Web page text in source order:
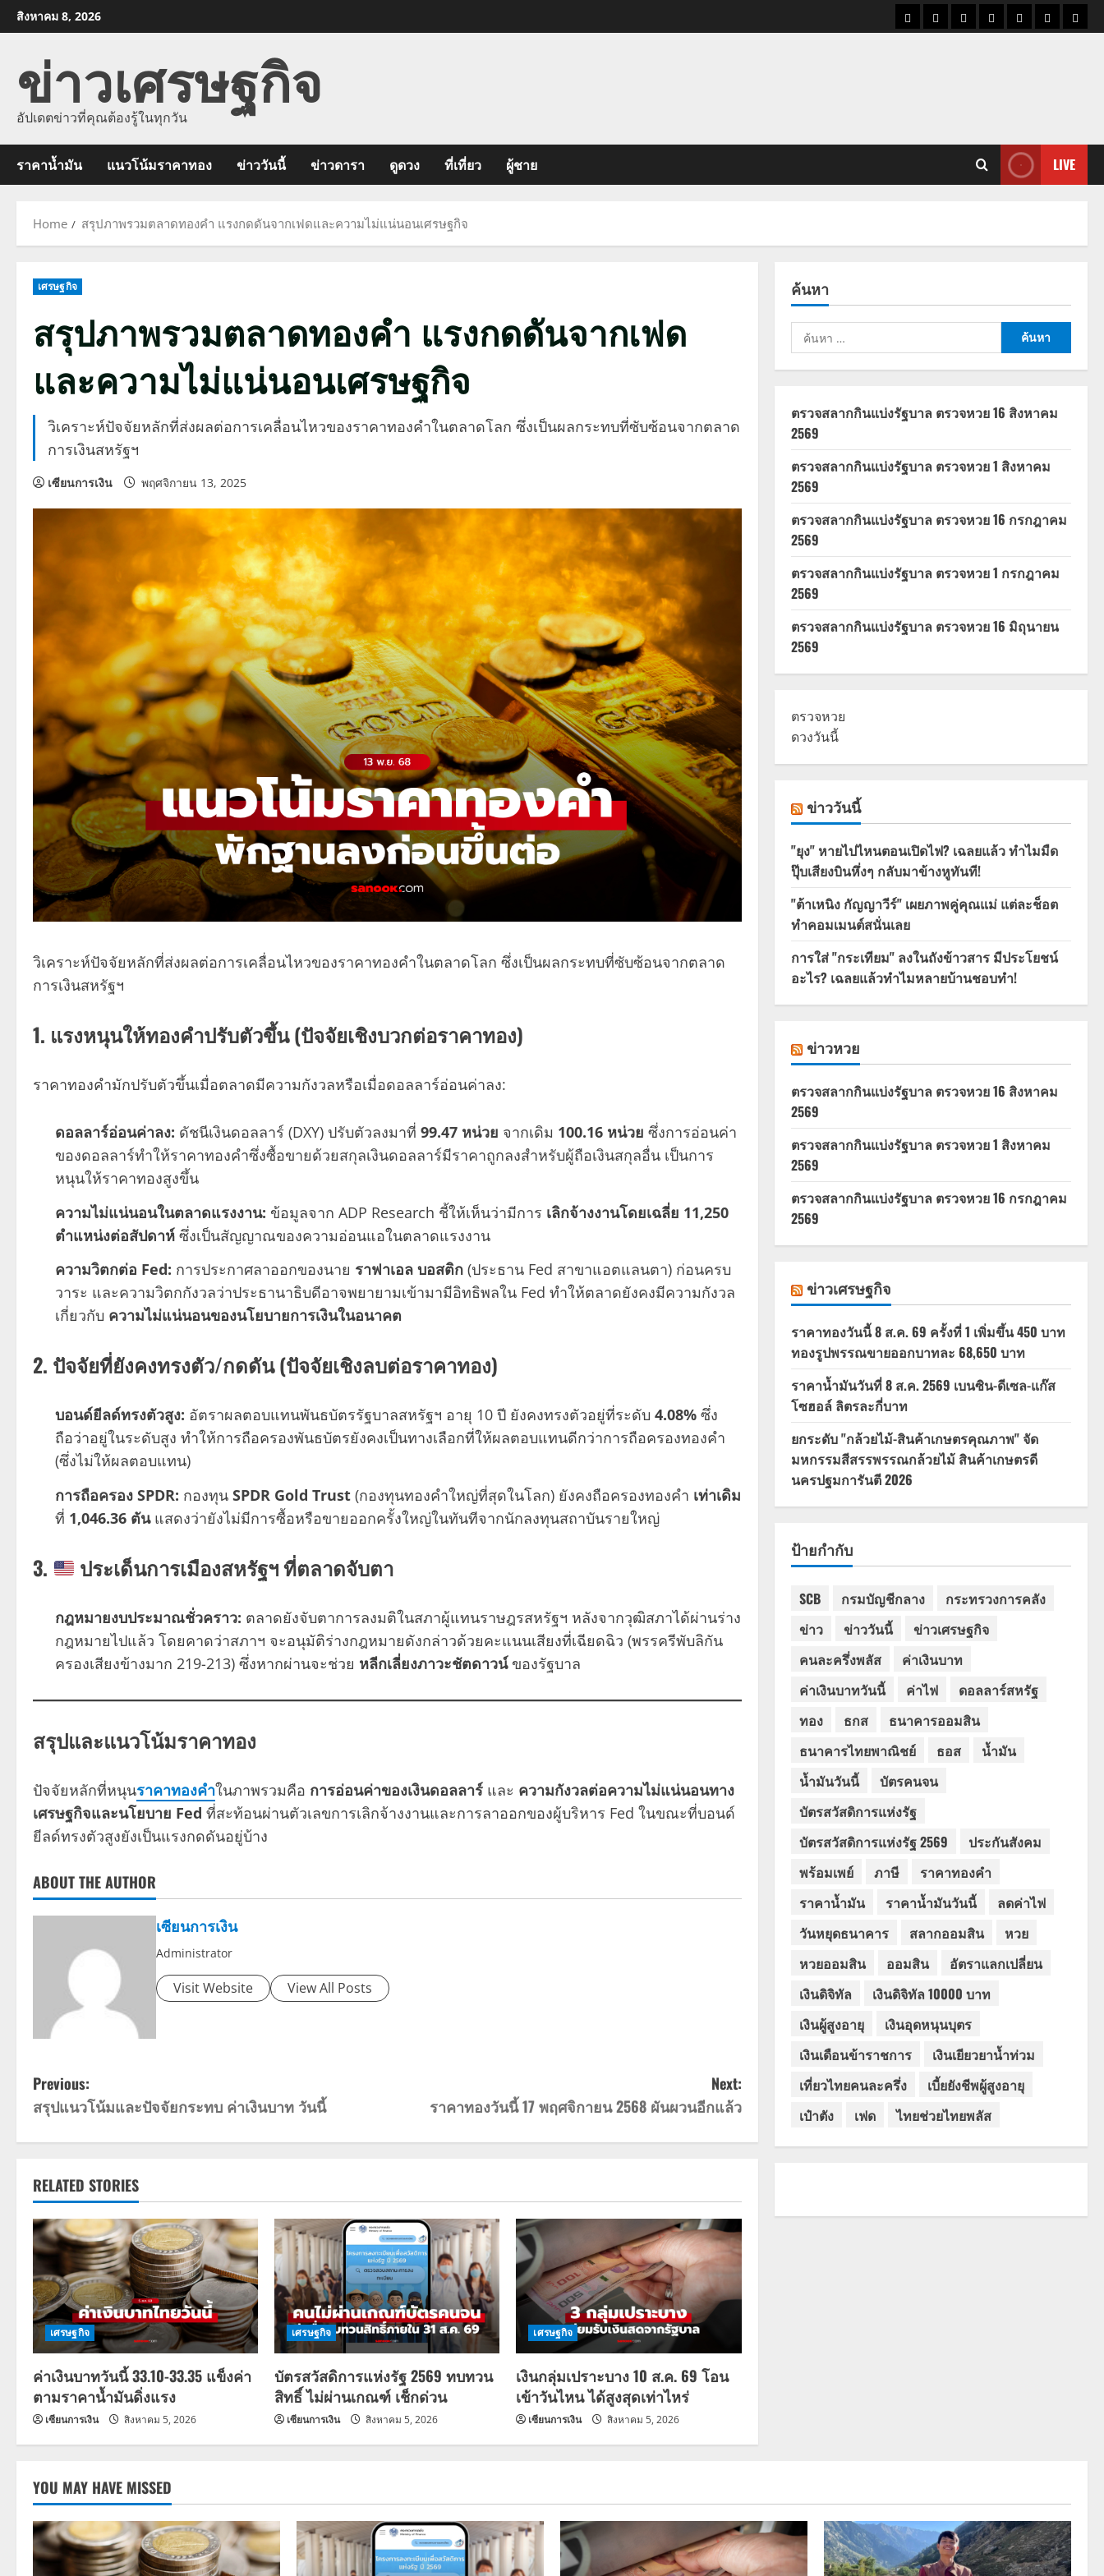
Skip
to
สิงหาคม 8, 2026
ราคาแนว
ข่าว
ข่าว
ดูด
ที่
ผู้ชา
ข่าวเศรษฐกิจ
อัปเดตข่าวที่คุณต้องรู้ในทุกวัน
ราคาน้ำมัน แนวโน้มราคาทอง ข่าววันนี้ ข่าวดารา ดูดวง ที่เที่ยว ผู้ชาย LIVE
Home สรุปภาพรวมตลาดทองคำ แรงกดดันจากเฟดและความไม่แน่นอนเศรษฐกิจ
เศรษฐกิจ
สรุปภาพรวมตลาดทองคำ แรงกดดันจากเฟด
และความไม่แน่นอนเศรษฐกิจ
วิเคราะห์ปัจจัยหลักที่ส่งผลต่อการเคลื่อนไหวของราคาทองคำในตลาดโลก ซึ่งเป็นผลกระทบที่ซับซ้อนจากตลาด
การเงินสหรัฐฯ
เซียนการเงิน พฤศจิกายน 13, 2025
วิเคราะห์ปัจจัยหลักที่ส่งผลต่อการเคลื่อนไหวของราคาทองคำในตลาดโลก ซึ่งเป็นผลกระทบที่ซับซ้อนจากตลาด
การเงินสหรัฐฯ
1. แรงหนุนให้ทองคำปรับตัวขึ้น (ปัจจัยเชิงบวกต่อราคาทอง)
ราคาทองคำมักปรับตัวขึ้นเมื่อตลาดมีความกังวลหรือเมื่อดอลลาร์อ่อนค่าลง:
ดอลลาร์อ่อนค่าลง: ดัชนีเงินดอลลาร์ (DXY) ปรับตัวลงมาที่ 99.47 หน่วย จากเดิม 100.16 หน่วย ซึ่งการอ่อนค่า
ของดอลลาร์ทำให้ราคาทองคำซึ่งซื้อขายด้วยสกุลเงินดอลลาร์มีราคาถูกลงสำหรับผู้ถือเงินสกุลอื่น เป็นการ
หนุนให้ราคาทองสูงขึ้น
ความไม่แน่นอนในตลาดแรงงาน: ข้อมูลจาก ADP Research ชี้ให้เห็นว่ามีการ เลิกจ้างงานโดยเฉลี่ย 11,250
ตำแหน่งต่อสัปดาห์ ซึ่งเป็นสัญญาณของความอ่อนแอในตลาดแรงงาน
ความวิตกต่อ Fed: การประกาศลาออกของนาย ราฟาเอล บอสติก (ประธาน Fed สาขาแอตแลนตา) ก่อนครบ
วาระ และความวิตกกังวลว่าประธานาธิบดีอาจพยายามเข้ามามีอิทธิพลใน Fed ทำให้ตลาดยังคงมีความกังวล
เกี่ยวกับ ความไม่แน่นอนของนโยบายการเงินในอนาคต
2. ปัจจัยที่ยังคงทรงตัว/กดดัน (ปัจจัยเชิงลบต่อราคาทอง)
บอนด์ยีลด์ทรงตัวสูง: อัตราผลตอบแทนพันธบัตรรัฐบาลสหรัฐฯ อายุ 10 ปี ยังคงทรงตัวอยู่ที่ระดับ 4.08% ซึ่ง
ถือว่าอยู่ในระดับสูง ทำให้การถือครองพันธบัตรยังคงเป็นทางเลือกที่ให้ผลตอบแทนดีกว่าการถือครองทองคำ
(ซึ่งไม่ให้ผลตอบแทน)
การถือครอง SPDR: กองทุน SPDR Gold Trust (กองทุนทองคำใหญ่ที่สุดในโลก) ยังคงถือครองทองคำ เท่าเดิม
ที่ 1,046.36 ตันแสดงว่ายังไม่มีการซื้อหรือขายออกครั้งใหญ่ในทันทีจากนักลงทุนสถาบันรายใหญ่
3. ประเด็นการเมืองสหรัฐฯ ที่ตลาดจับตา
กฎหมายงบประมาณชั่วคราว: ตลาดยังจับตาการลงมติในสภาผู้แทนราษฎรสหรัฐฯ หลังจากวุฒิสภาได้ผ่านร่าง
กฎหมายไปแล้ว โดยคาดว่าสภาฯ จะอนุมัติร่างกฎหมายดังกล่าวด้วยคะแนนเสียงที่เฉียดฉิว (พรรครีพับลิกัน
ครองเสียงข้างมาก 219-213) ซึ่งหากผ่านจะช่วย หลีกเลี่ยงภาวะชัตดาวน์ของรัฐบาล
สรุปและแนวโน้มราคาทอง
ปัจจัยหลักที่หนุนราคาทองคำในภาพรวมคือ การอ่อนค่าของเงินดอลลาร์ และ ความกังวลต่อความไม่แน่นอนทาง
เศรษฐกิจและนโยบาย Fed ที่สะท้อนผ่านตัวเลขการเลิกจ้างงานและการลาออกของผู้บริหาร Fed ในขณะที่บอนด์
ยีลด์ทรงตัวสูงยังเป็นแรงกดดันอยู่บ้าง
ABOUT THE AUTHOR
เซียนการเงิน
Administrator
Visit Website View All Posts
P
o
s
t
n
a
v
i
g
a
t
o
n
Previous:
สรุปแนวโน้มและปัจจัยกระทบ ค่าเงินบาท วันนี้
Next:
ราคาทองวันนี้ 17 พฤศจิกายน 2568 ผันผวนอีกแล้ว
RELATED STORIES
เศรษฐกิจ
ค่าเงินบาทวันนี้ 33.10-33.35 แข็งค่า
ตามราคาน้ำมันดิ่งแรง
เซียนการเงิน สิงหาคม 5, 2026
เศรษฐกิจ
บัตรสวัสดิการแห่งรัฐ 2569 ทบทวน
สิทธิ์ ไม่ผ่านเกณฑ์ เช็กด่วน
เซียนการเงิน สิงหาคม 5, 2026
เศรษฐกิจ
เงินกลุ่มเปราะบาง 10 ส.ค. 69 โอน
เข้าวันไหน ได้สูงสุดเท่าไหร่
เซียนการเงิน สิงหาคม 5, 2026
ค้นหา
ค้นหา
สำหรับ:
ตรวจสลากกินแบ่งรัฐบาล ตรวจหวย 16 สิงหาคม
2569
ตรวจสลากกินแบ่งรัฐบาล ตรวจหวย 1 สิงหาคม
2569
ตรวจสลากกินแบ่งรัฐบาล ตรวจหวย 16 กรกฎาคม
2569
ตรวจสลากกินแบ่งรัฐบาล ตรวจหวย 1 กรกฎาคม
2569
ตรวจสลากกินแบ่งรัฐบาล ตรวจหวย 16 มิถุนายน
2569
ตรวจหวย
ดวงวันนี้
ข่าววันนี้
"ยุง" หายไปไหนตอนเปิดไฟ? เฉลยแล้ว ทำไมมืด
ปุ๊บเสียงบินหึ่งๆ กลับมาข้างหูทันที!
"ต้าเหนิง กัญญาวีร์" เผยภาพคู่คุณแม่ แต่ละช็อต
ทำคอมเมนต์สนั่นเลย
การใส่ "กระเทียม" ลงในถังข้าวสาร มีประโยชน์
อะไร? เฉลยแล้วทำไมหลายบ้านชอบทำ!
ข่าวหวย
ตรวจสลากกินแบ่งรัฐบาล ตรวจหวย 16 สิงหาคม
2569
ตรวจสลากกินแบ่งรัฐบาล ตรวจหวย 1 สิงหาคม
2569
ตรวจสลากกินแบ่งรัฐบาล ตรวจหวย 16 กรกฎาคม
2569
ข่าวเศรษฐกิจ
ราคาทองวันนี้ 8 ส.ค. 69 ครั้งที่ 1 เพิ่มขึ้น 450 บาท
ทองรูปพรรณขายออกบาทละ 68,650 บาท
ราคาน้ำมันวันที่ 8 ส.ค. 2569 เบนซิน-ดีเซล-แก๊ส
โซฮอล์ ลิตรละกี่บาท
ยกระดับ "กล้วยไม้-สินค้าเกษตรคุณภาพ" จัด
มหกรรมสีสรรพรรณกล้วยไม้ สินค้าเกษตรดี
นครปฐมการันตี 2026
ป้ายกำกับ
SCB กรมบัญชีกลาง
กระทรวงการคลัง
ข่าว
ข่าววันนี้
ข่าวเศรษฐกิจ
คนละครึ่งพลัส
ค่าเงินบาท
ค่าเงินบาทวันนี้
ค่าไฟ
ดอลลาร์สหรัฐ
ทอง
ธกส
ธนาคารออมสิน
ธนาคารไทยพาณิชย์
ธอส
น้ำมัน
น้ำมันวันนี้
บัตรคนจน
บัตรสวัสดิการแห่งรัฐ
บัตรสวัสดิการแห่งรัฐ 2569
ประกันสังคม
พร้อมเพย์
ภาษี
ราคาทองคำ
ราคาน้ำมัน
ราคาน้ำมันวันนี้
ลดค่าไฟ
วันหยุดธนาคาร
สลากออมสิน
หวย
หวยออมสิน
ออมสิน
อัตราแลกเปลี่ยน
เงินดิจิทัล
เงินดิจิทัล 10000 บาท
เงินผู้สูงอายุ
เงินอุดหนุนบุตร
เงินเดือนข้าราชการ
เงินเยียวยาน้ำท่วม
เที่ยวไทยคนละครึ่ง
เบี้ยยังชีพผู้สูงอายุ
เป๋าตัง
เฟด ไทยช่วยไทยพลัส
YOU MAY HAVE MISSED